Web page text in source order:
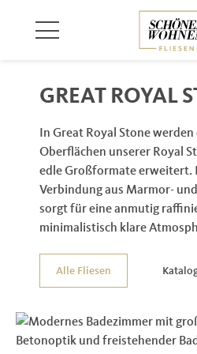
Zum Hauptinhalt springen
GREAT ROYAL
In Great Royal Stone
Oberflächen unserer Royal
edle Großformate
Verbindung aus Marmor-
sorgt für eine anmutig
minimalistisch klare
Alle Fliesen